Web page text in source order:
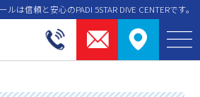
は信頼と安⼼のPADI 5STAR DIVE CENTERです。